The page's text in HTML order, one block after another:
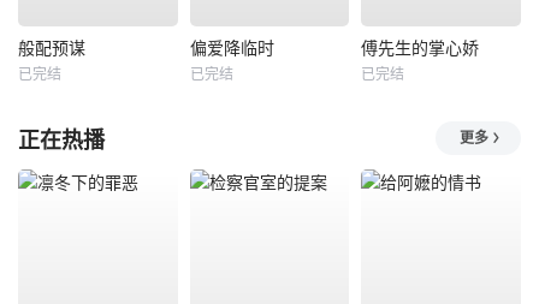
般配预谋
已完结
偏爱降临时
已完结
傅先生的掌心娇
已完结
正在热播 更多